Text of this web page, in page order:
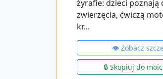
żyrafie: dzieci poznają
zwierzęcia, ćwiczą
kr...
👁️ Zobacz
🔒 Skopiuj do